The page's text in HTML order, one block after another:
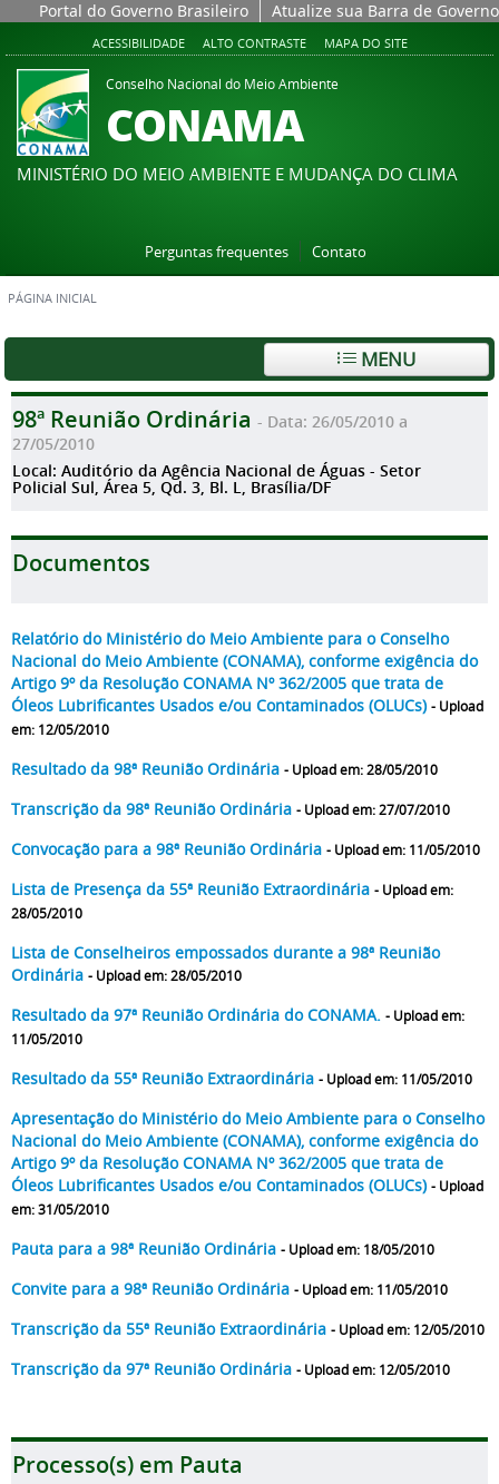
Portal do Governo Brasileiro Atualize sua Barra de Governo
ACESSIBILIDADE ALTO CONTRASTE MAPA DO SITE
Conselho Nacional do Meio Ambiente
CONAMA
MINISTÉRIO DO MEIO AMBIENTE E MUDANÇA DO CLIMA
Perguntas frequentes Contato
PÁGINA INICIAL
MENU
98ª Reunião Ordinária - Data: 26/05/2010 a
27/05/2010
Local: Auditório da Agência Nacional de Águas - Setor
Policial Sul, Área 5, Qd. 3, Bl. L, Brasília/DF
Documentos
Relatório do Ministério do Meio Ambiente para o Conselho
Nacional do Meio Ambiente (CONAMA), conforme exigência do
Artigo 9º da Resolução CONAMA Nº 362/2005 que trata de
Óleos Lubrificantes Usados e/ou Contaminados (OLUCs) - Upload
em: 12/05/2010
Resultado da 98ª Reunião Ordinária - Upload em: 28/05/2010
Transcrição da 98ª Reunião Ordinária - Upload em: 27/07/2010
Convocação para a 98ª Reunião Ordinária - Upload em: 11/05/2010
Lista de Presença da 55ª Reunião Extraordinária - Upload em:
28/05/2010
Lista de Conselheiros empossados durante a 98ª Reunião
Ordinária - Upload em: 28/05/2010
Resultado da 97ª Reunião Ordinária do CONAMA. - Upload em:
11/05/2010
Resultado da 55ª Reunião Extraordinária - Upload em: 11/05/2010
Apresentação do Ministério do Meio Ambiente para o Conselho
Nacional do Meio Ambiente (CONAMA), conforme exigência do
Artigo 9º da Resolução CONAMA Nº 362/2005 que trata de
Óleos Lubrificantes Usados e/ou Contaminados (OLUCs) - Upload
em: 31/05/2010
Pauta para a 98ª Reunião Ordinária - Upload em: 18/05/2010
Convite para a 98ª Reunião Ordinária - Upload em: 11/05/2010
Transcrição da 55ª Reunião Extraordinária - Upload em: 12/05/2010
Transcrição da 97ª Reunião Ordinária - Upload em: 12/05/2010
Processo(s) em Pauta